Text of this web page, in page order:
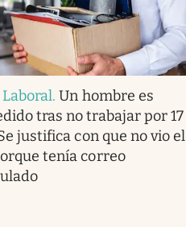
.Un hombre es
tras no trabajar por 17
justifica con que no vio el
tenía correo